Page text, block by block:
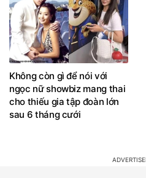
Không còn gì để nói với
ngọc nữ showbiz mang thai
cho thiếu gia tập đoàn lớn
sau 6 tháng cưới